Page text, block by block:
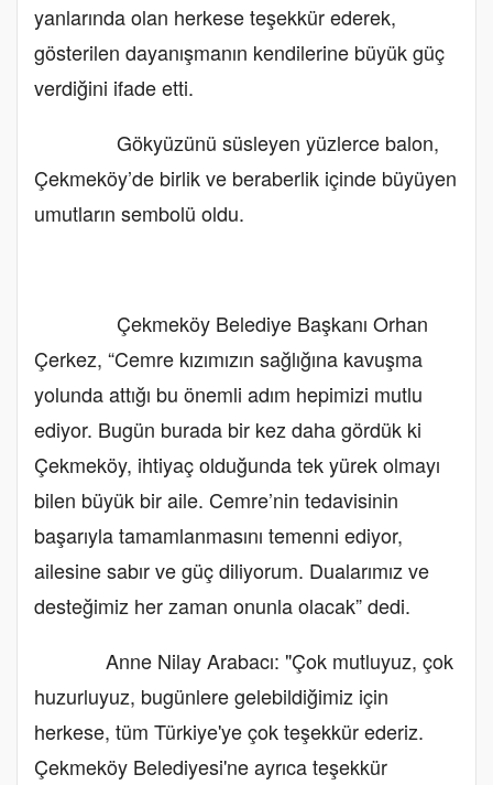
yanlarında olan herkese teşekkür ederek,
gösterilen dayanışmanın kendilerine büyük güç
verdiğini ifade etti.
Gökyüzünü süsleyen yüzlerce balon,
Çekmeköy’de birlik ve beraberlik içinde büyüyen
umutların sembolü oldu.
Çekmeköy Belediye Başkanı Orhan
Çerkez, “Cemre kızımızın sağlığına kavuşma
yolunda attığı bu önemli adım hepimizi mutlu
ediyor. Bugün burada bir kez daha gördük ki
Çekmeköy, ihtiyaç olduğunda tek yürek olmayı
bilen büyük bir aile. Cemre’nin tedavisinin
başarıyla tamamlanmasını temenni ediyor,
ailesine sabır ve güç diliyorum. Dualarımız ve
desteğimiz her zaman onunla olacak” dedi.
Anne Nilay Arabacı: "Çok mutluyuz, çok
huzurluyuz, bugünlere gelebildiğimiz için
herkese, tüm Türkiye'ye çok teşekkür ederiz.
Çekmeköy Belediyesi'ne ayrıca teşekkür